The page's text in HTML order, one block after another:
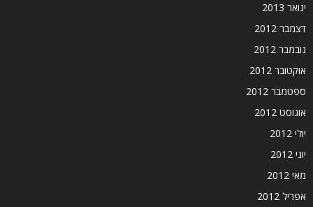
ינואר 2013
דצמבר 2012
נובמבר 2012
אוקטובר 2012
ספטמבר 2012
אוגוסט 2012
יולי 2012
יוני 2012
מאי 2012
אפריל 2012